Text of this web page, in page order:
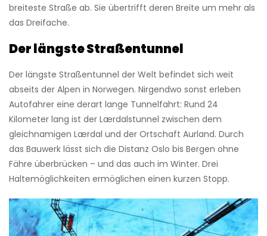
breiteste Straße ab. Sie übertrifft deren Breite um mehr als
das Dreifache.
Der längste Straßentunnel
Der längste Straßentunnel der Welt befindet sich weit
abseits der Alpen in Norwegen. Nirgendwo sonst erleben
Autofahrer eine derart lange Tunnelfahrt: Rund 24
Kilometer lang ist der Lærdalstunnel zwischen dem
gleichnamigen Lærdal und der Ortschaft Aurland. Durch
das Bauwerk lässt sich die Distanz Oslo bis Bergen ohne
Fähre überbrücken – und das auch im Winter. Drei
Haltemöglichkeiten ermöglichen einen kurzen Stopp.